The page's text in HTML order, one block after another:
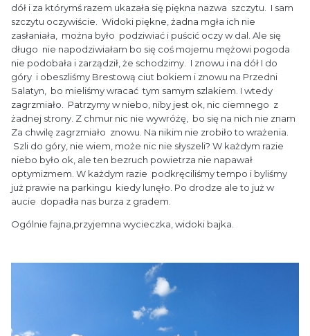
dół i za którymś razem ukazała się piękna nazwa szczytu. I sam
szczytu oczywiście. Widoki piękne, żadna mgła ich nie
zasłaniała, można było podziwiać i puścić oczy w dal. Ale się
długo nie napodziwiałam bo się coś mojemu mężowi pogoda
nie podobała i zarządził, że schodzimy. I znowu i na dół I do
góry i obeszliśmy Brestową ciut bokiem i znowu na Przedni
Salatyn, bo mieliśmy wracać tym samym szlakiem. I wtedy
zagrzmiało. Patrzymy w niebo, niby jest ok, nic ciemnego z
żadnej strony. Z chmur nic nie wywróżę, bo się na nich nie znam
Za chwilę zagrzmiało znowu. Na nikim nie zrobiło to wrażenia.
Szli do góry, nie wiem, może nic nie słyszeli? W każdym razie
niebo było ok, ale ten bezruch powietrza nie napawał
optymizmem. W każdym razie podkręciliśmy tempo i byliśmy
już prawie na parkingu kiedy lunęło. Po drodze ale to już w
aucie dopadła nas burza z gradem.
Ogólnie fajna,przyjemna wycieczka, widoki bajka.